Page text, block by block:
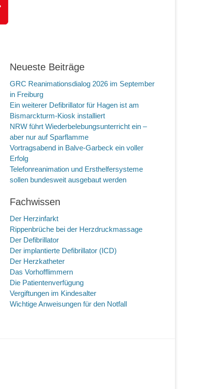
Neueste Beiträge
GRC Reanimationsdialog 2026 im September
in Freiburg
Ein weiterer Defibrillator für Hagen ist am
Bismarckturm-Kiosk installiert
NRW führt Wiederbelebungsunterricht ein –
aber nur auf Sparflamme
Vortragsabend in Balve-Garbeck ein voller
Erfolg
Telefonreanimation und Ersthelfersysteme
sollen bundesweit ausgebaut werden
Fachwissen
Der Herzinfarkt
Rippenbrüche bei der Herzdruckmassage
Der Defibrillator
Der implantierte Defibrillator (ICD)
Der Herzkatheter
Das Vorhofflimmern
Die Patientenverfügung
Vergiftungen im Kindesalter
Wichtige Anweisungen für den Notfall